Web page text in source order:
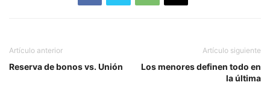
Artículo anterior
Reserva de bonos vs. Unión
Artículo siguiente
Los menores definen todo en
la última